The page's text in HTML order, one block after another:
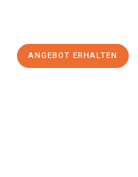
ANGEBOT ERHALTEN